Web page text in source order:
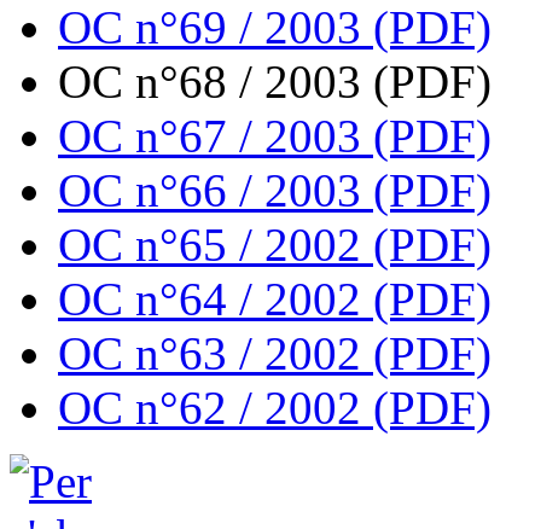
OC n°69 / 2003 (PDF)
OC n°68 / 2003 (PDF)
OC n°67 / 2003 (PDF)
OC n°66 / 2003 (PDF)
OC n°65 / 2002 (PDF)
OC n°64 / 2002 (PDF)
OC n°63 / 2002 (PDF)
OC n°62 / 2002 (PDF)